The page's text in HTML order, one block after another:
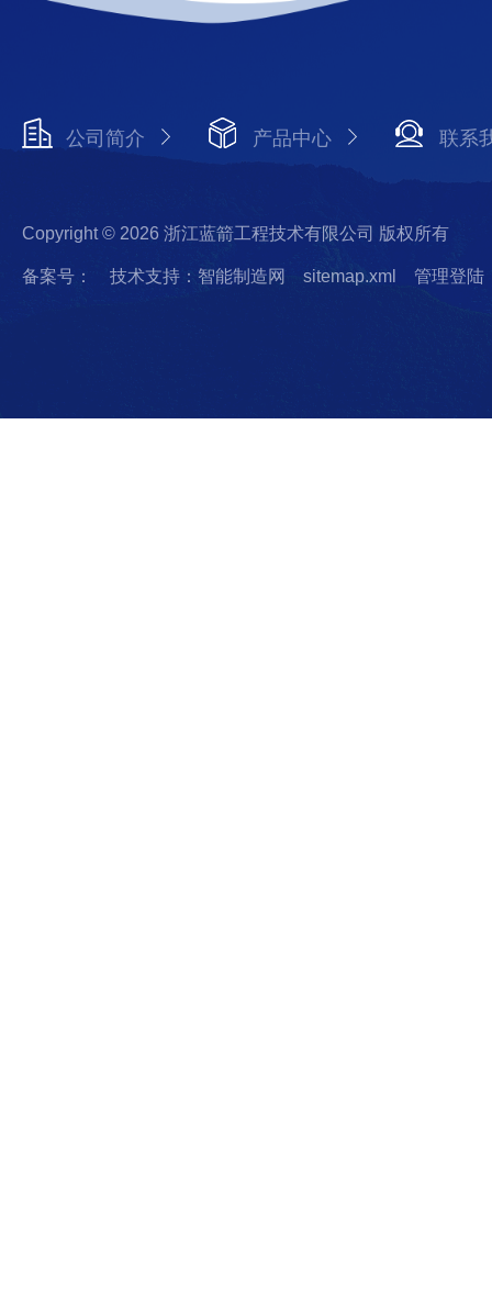
公司简介 产品中心 联系
Copyright © 2026 浙江蓝箭工程技术有限公司 版权所有
备案号： 技术支持：智能制造网 sitemap.xml 管理登陆